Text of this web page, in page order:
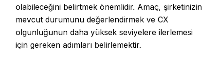
olabileceğini belirtmek önemlidir. Amaç, şirketinizin
mevcut durumunu değerlendirmek ve CX
olgunluğunun daha yüksek seviyelere ilerlemesi
için gereken adımları belirlemektir.